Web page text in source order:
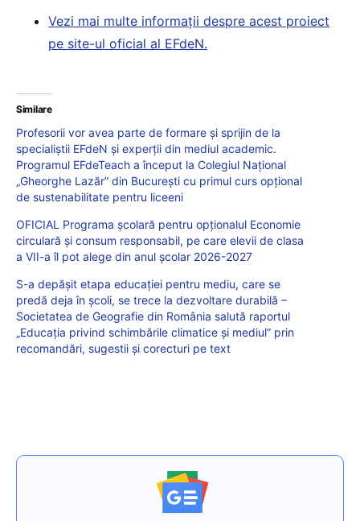
Vezi mai multe informații despre acest proiect
pe site-ul oficial al EFdeN.
Similare
Profesorii vor avea parte de formare și sprijin de la
specialiștii EFdeN și experții din mediul academic.
Programul EFdeTeach a început la Colegiul Național
„Gheorghe Lazăr” din București cu primul curs opțional
de sustenabilitate pentru liceeni
OFICIAL Programa școlară pentru opționalul Economie
circulară și consum responsabil, pe care elevii de clasa
a VII-a îl pot alege din anul școlar 2026-2027
S-a depășit etapa educației pentru mediu, care se
predă deja în școli, se trece la dezvoltare durabilă –
Societatea de Geografie din România salută raportul
„Educația privind schimbările climatice și mediul” prin
recomandări, sugestii și corecturi pe text